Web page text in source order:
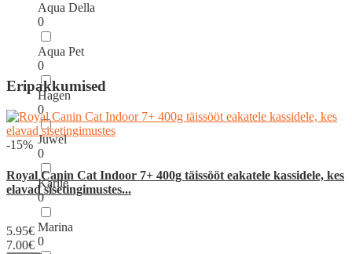
Aqua Della
0
Aqua Pet
0
Hagen
0
Juwel
0
Karlie
0
Marina
0
Eripakkumised
-15%
Royal Canin Cat Indoor 7+ 400g täissööt eakatele kassidele, kes
elavad sisetingimustes...
5.95€
7.00€